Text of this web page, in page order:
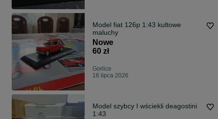
Model fiat 126p 1:43 kultowe
maluchy
Nowe
60 zł
Gorlice
16 lipca 2026
Model szybcy I wściekli deagostini
1:43